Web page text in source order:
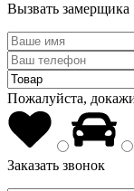
Вызвать замерщика
Пожалуйста,
Заказать звонок